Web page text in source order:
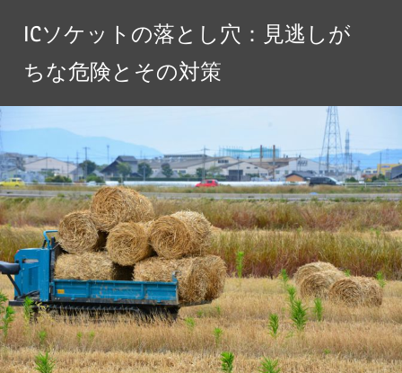
ツ
ス
キ
ッ
プ
ICソケットの落とし穴：見逃しが
ちな危険とその対策